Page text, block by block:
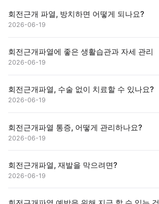
회전근개 파열, 방치하면 어떻게 되나요?
2026-06-19
회전근개파열에 좋은 생활습관과 자세 관리
2026-06-19
회전근개파열, 수술 없이 치료할 수 있나요?
2026-06-19
회전근개파열 통증, 어떻게 관리하나요?
2026-06-19
회전근개파열, 재발을 막으려면?
2026-06-19